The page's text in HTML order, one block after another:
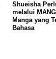
Shueisha
melalui
Manga yang
Bahasa